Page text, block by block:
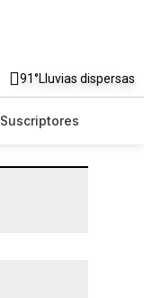
91°Lluvias dispersas
Suscriptores